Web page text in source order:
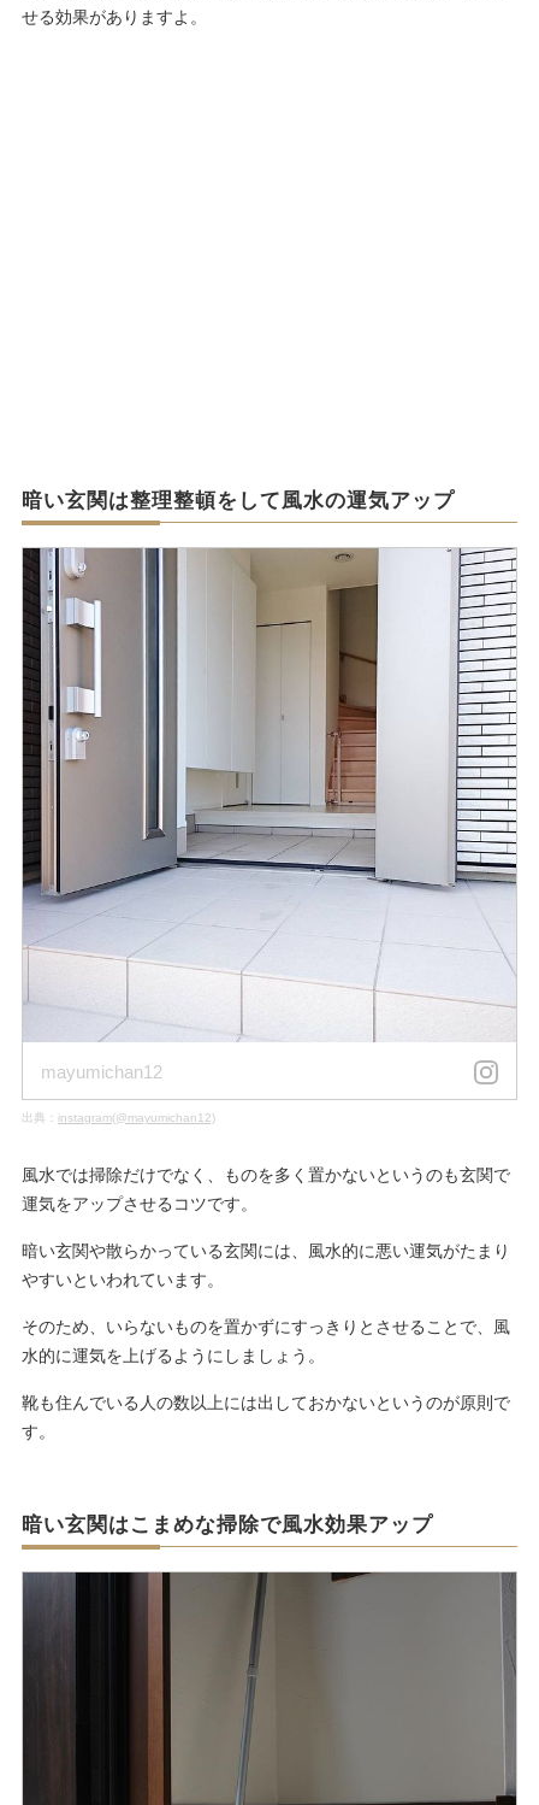
せる効果がありますよ。
暗い玄関は整理整頓をして風水の運気アップ
mayumichan12
出典： instagram(@mayumichan12)
風水では掃除だけでなく、ものを多く置かないというのも玄関で
運気をアップさせるコツです。
暗い玄関や散らかっている玄関には、風水的に悪い運気がたまり
やすいといわれています。
そのため、いらないものを置かずにすっきりとさせることで、風
水的に運気を上げるようにしましょう。
靴も住んでいる人の数以上には出しておかないというのが原則で
す。
暗い玄関はこまめな掃除で風水効果アップ